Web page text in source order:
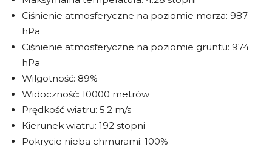
Ciśnienie atmosferyczne na poziomie morza: 987
hPa
Ciśnienie atmosferyczne na poziomie gruntu: 974
hPa
Wilgotność: 89%
Widoczność: 10000 metrów
Prędkość wiatru: 5.2 m/s
Kierunek wiatru: 192 stopni
Pokrycie nieba chmurami: 100%